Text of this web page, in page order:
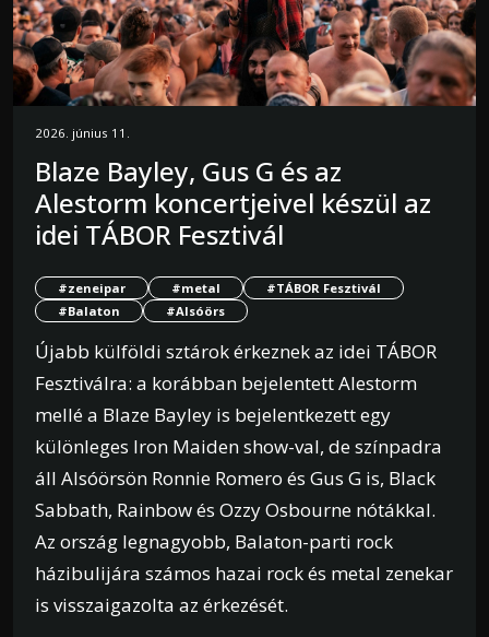
2026. június 11.
Blaze Bayley, Gus G és az
Alestorm koncertjeivel készül az
idei TÁBOR Fesztivál
#zeneipar #metal
#TÁBOR Fesztivál
#Balaton
#Alsóörs
Újabb külföldi sztárok érkeznek az idei TÁBOR
Fesztiválra: a korábban bejelentett Alestorm
mellé a Blaze Bayley is bejelentkezett egy
különleges Iron Maiden show-val, de színpadra
áll Alsóörsön Ronnie Romero és Gus G is, Black
Sabbath, Rainbow és Ozzy Osbourne nótákkal.
Az ország legnagyobb, Balaton-parti rock
házibulijára számos hazai rock és metal zenekar
is visszaigazolta az érkezését.